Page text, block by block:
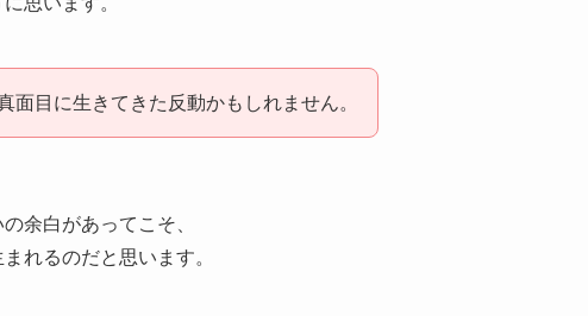
面目に生きてきた反動かもしれません。
余白があってこそ、
れるのだと思います。